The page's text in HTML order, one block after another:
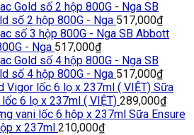
SB
số 2 hộp 800G - Nga 517,000₫
SB Abbott
- Nga 517,000₫
SB
số 4 hộp 800G - Nga 517,000₫
Sữa
6 lọ x 237ml ( VIỆT) 289,000₫
Sữa Ensure
x 237ml 210,000₫